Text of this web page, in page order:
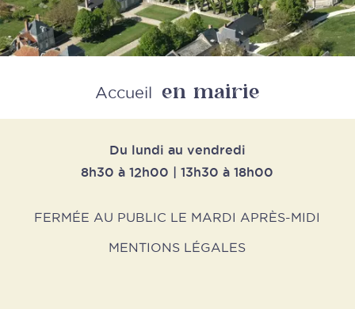
Retour
Accueil en mairie
Du lundi au vendredi
8h30 à 12h00 | 13h30 à 18h00
FERMÉE AU PUBLIC LE MARDI APRÈS-MIDI
MENTIONS LÉGALES